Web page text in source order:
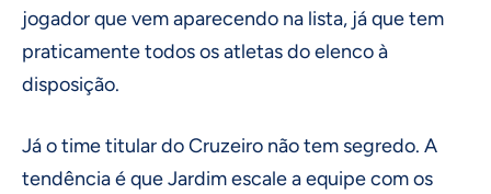
jogador que vem aparecendo na lista, já que tem
praticamente todos os atletas do elenco à
disposição.
Já o time titular do Cruzeiro não tem segredo. A
tendência é que Jardim escale a equipe com os